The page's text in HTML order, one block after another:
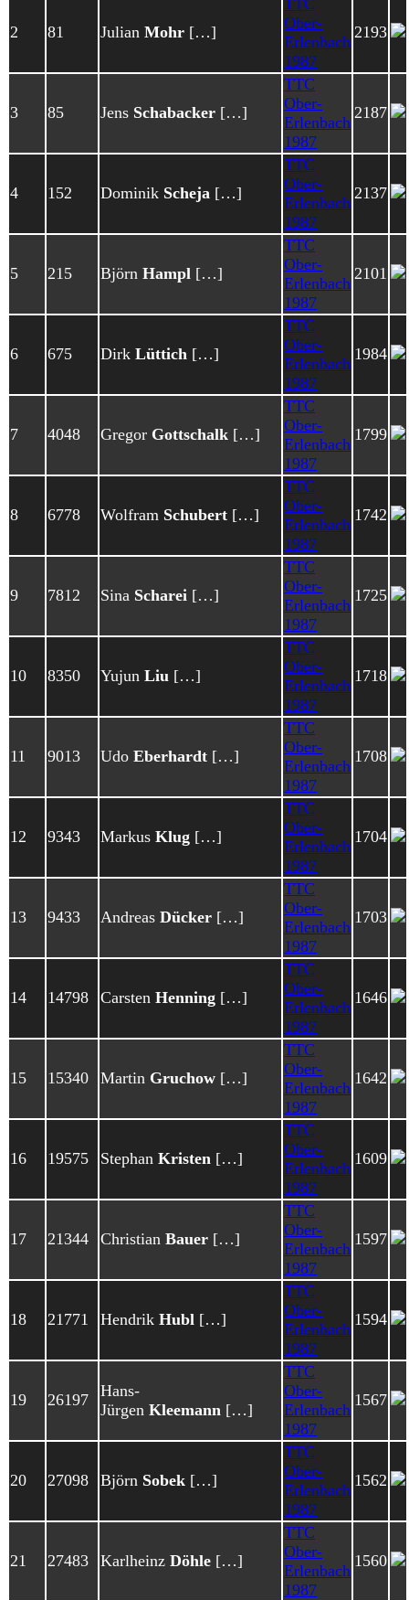
2 81 Julian Mohr […]
TTC
Ober-
Erlenbach
1987
2193
3 85 Jens Schabacker […]
TTC
Ober-
Erlenbach
1987
2187
4 152 Dominik Scheja […]
TTC
Ober-
Erlenbach
1987
2137
5 215 Björn Hampl […]
TTC
Ober-
Erlenbach
1987
2101
6 675 Dirk Lüttich […]
TTC
Ober-
Erlenbach
1987
1984
7 4048 Gregor Gottschalk […]
TTC
Ober-
Erlenbach
1987
1799
8 6778 Wolfram Schubert […]
TTC
Ober-
Erlenbach
1987
1742
9 7812 Sina Scharei […]
TTC
Ober-
Erlenbach
1987
1725
10 8350 Yujun Liu […]
TTC
Ober-
Erlenbach
1987
1718
11 9013 Udo Eberhardt […]
TTC
Ober-
Erlenbach
1987
1708
12 9343 Markus Klug […]
TTC
Ober-
Erlenbach
1987
1704
13 9433 Andreas Dücker […]
TTC
Ober-
Erlenbach
1987
1703
14 14798 Carsten Henning […]
TTC
Ober-
Erlenbach
1987
1646
15 15340 Martin Gruchow […]
TTC
Ober-
Erlenbach
1987
1642
16 19575 Stephan Kristen […]
TTC
Ober-
Erlenbach
1987
1609
17 21344 Christian Bauer […]
TTC
Ober-
Erlenbach
1987
1597
18 21771 Hendrik Hubl […]
TTC
Ober-
Erlenbach
1987
1594
19 26197
Hans-
Jürgen Kleemann […]
TTC
Ober-
Erlenbach
1987
1567
20 27098 Björn Sobek […]
TTC
Ober-
Erlenbach
1987
1562
21 27483 Karlheinz Döhle […]
TTC
Ober-
Erlenbach
1987
1560